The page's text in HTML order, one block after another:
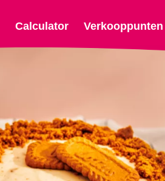
Calculator Verkooppunten